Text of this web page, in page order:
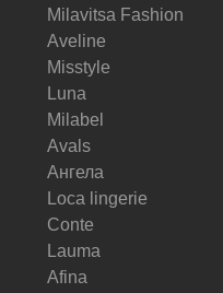
Milavitsa Fashion
Aveline
Misstyle
Luna
Milabel
Avals
Ангела
Loca lingerie
Conte
Lauma
Afina